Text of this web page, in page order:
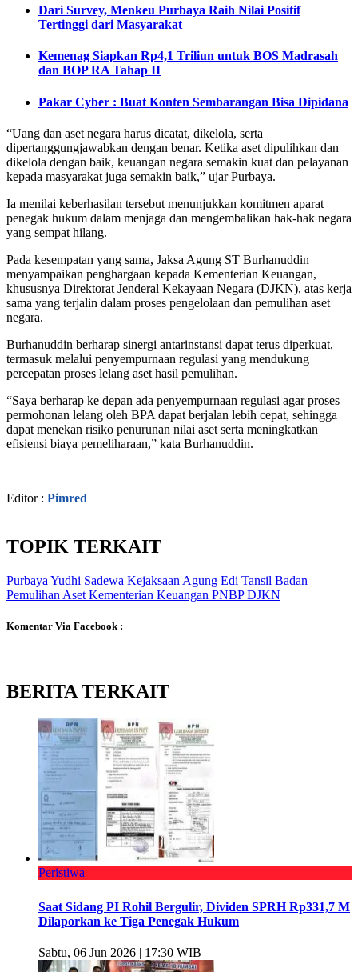
Dari Survey, Menkeu Purbaya Raih Nilai Positif
Tertinggi dari Masyarakat
Kemenag Siapkan Rp4,1 Triliun untuk BOS Madrasah
dan BOP RA Tahap II
Pakar Cyber : Buat Konten Sembarangan Bisa Dipidana
“Uang dan aset negara harus dicatat, dikelola, serta
dipertanggungjawabkan dengan benar. Ketika aset dipulihkan dan
dikelola dengan baik, keuangan negara semakin kuat dan pelayanan
kepada masyarakat juga semakin baik,” ujar Purbaya.
Ia menilai keberhasilan tersebut menunjukkan komitmen aparat
penegak hukum dalam menjaga dan mengembalikan hak-hak negara
yang sempat hilang.
Pada kesempatan yang sama, Jaksa Agung ST Burhanuddin
menyampaikan penghargaan kepada Kementerian Keuangan,
khususnya Direktorat Jenderal Kekayaan Negara (DJKN), atas kerja
sama yang terjalin dalam proses pengelolaan dan pemulihan aset
negara.
Burhanuddin berharap sinergi antarinstansi dapat terus diperkuat,
termasuk melalui penyempurnaan regulasi yang mendukung
percepatan proses lelang aset hasil pemulihan.
“Saya berharap ke depan ada penyempurnaan regulasi agar proses
permohonan lelang oleh BPA dapat berjalan lebih cepat, sehingga
dapat menekan risiko penurunan nilai aset serta meningkatkan
efisiensi biaya pemeliharaan,” kata Burhanuddin.
Editor : Pimred
TOPIK TERKAIT
Purbaya Yudhi Sadewa Kejaksaan Agung Edi Tansil Badan
Pemulihan Aset Kementerian Keuangan PNBPDJKN
Komentar Via Facebook :
BERITA TERKAIT
Peristiwa
Saat Sidang PI Rohil Bergulir, Dividen SPRH Rp331,7 M
Dilaporkan ke Tiga Penegak Hukum
Sabtu, 06 Jun 2026 | 17:30 WIB